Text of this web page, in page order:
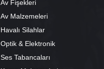
Av Fişekleri
Av Malzemeleri
Havalı Silahlar
Optik & Elektronik
Ses Tabancaları